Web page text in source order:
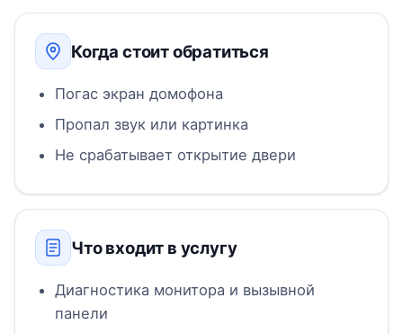
Когда стоит обратиться
Погас экран домофона
Пропал звук или картинка
Не срабатывает открытие двери
Что входит в услугу
Диагностика монитора и вызывной
панели